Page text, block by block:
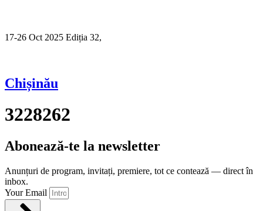
17-26 Oct 2025 Ediția 32,
Chișinău
3228262
Abonează-te la newsletter
Anunțuri de program, invitați, premiere, tot ce contează — direct în
inbox.
Your Email